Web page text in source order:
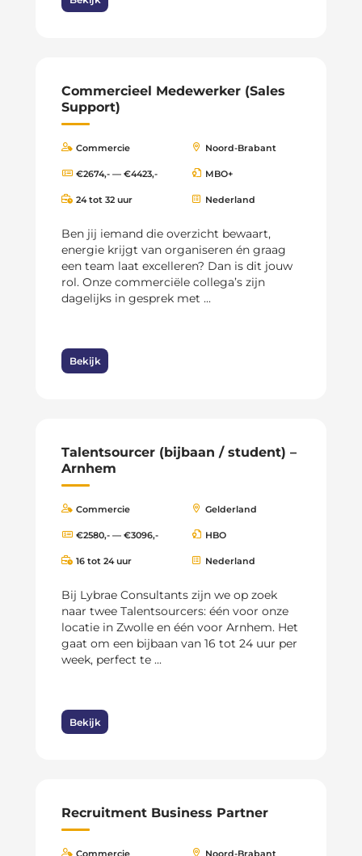
Commercieel Medewerker (Sales
Support)
Commercie Noord-Brabant
€2674,- — €4423,- MBO+
24 tot 32 uur Nederland
Ben jij iemand die overzicht bewaart,
energie krijgt van organiseren én graag
een team laat excelleren? Dan is dit jouw
rol. Onze commerciële collega’s zijn
dagelijks in gesprek met ...
Bekijk
Talentsourcer (bijbaan / student) –
Arnhem
Commercie Gelderland
€2580,- — €3096,- HBO
16 tot 24 uur Nederland
Bij Lybrae Consultants zijn we op zoek
naar twee Talentsourcers: één voor onze
locatie in Zwolle en één voor Arnhem. Het
gaat om een bijbaan van 16 tot 24 uur per
week, perfect te ...
Bekijk
Recruitment Business Partner